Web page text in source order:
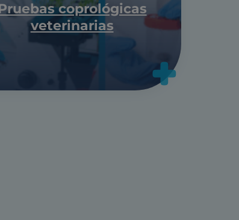
coprológicas
veterinarias